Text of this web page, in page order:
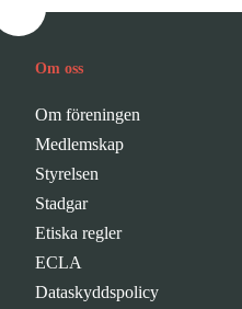
Om oss
Om föreningen
Medlemskap
Styrelsen
Stadgar
Etiska regler
ECLA
Dataskyddspolicy